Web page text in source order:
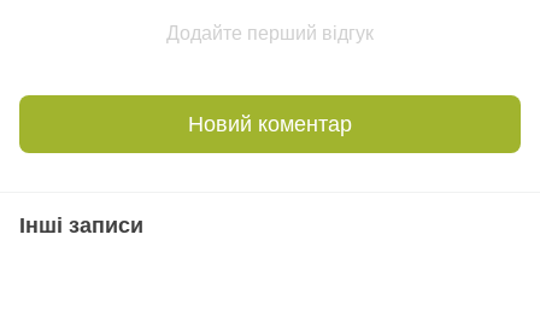
Додайте перший відгук
Новий коментар
Інші записи